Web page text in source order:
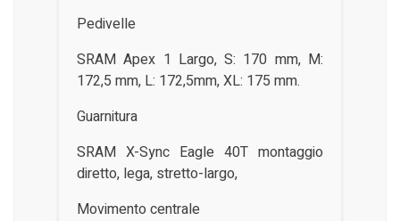
Pedivelle
SRAM Apex 1 Largo, S: 170 mm, M:
172,5 mm, L: 172,5mm, XL: 175 mm.
Guarnitura
SRAM X-Sync Eagle 40T montaggio
diretto, lega, stretto-largo,
Movimento centrale